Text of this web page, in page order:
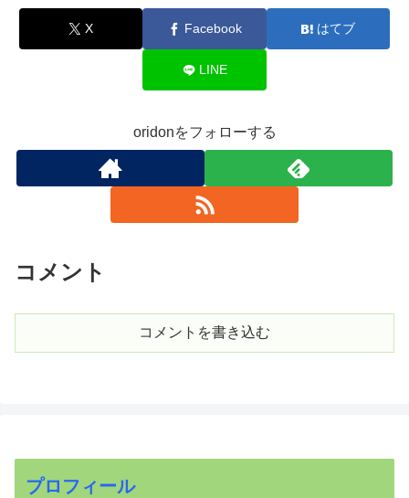
X Facebook はてブ
LINE
oridonをフォローする
コメント
コメントを書き込む
プロフィール